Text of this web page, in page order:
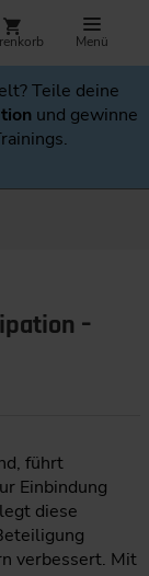
Menü
Teile deine
und gewinne
–
führt
Einbindung
diese
verbessert. Mit